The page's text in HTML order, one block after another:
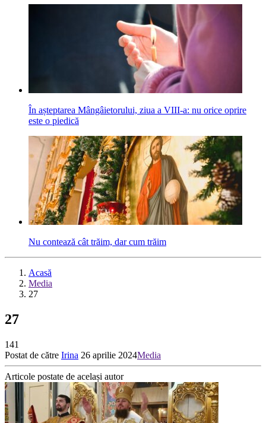
În așteptarea Mângâietorului, ziua a VIII-a: nu orice oprire
este o piedică
Nu contează cât trăim, dar cum trăim
Acasă
Media
27
27
141
Postat de către Irina 26 aprilie 2024Media
Articole postate de același autor